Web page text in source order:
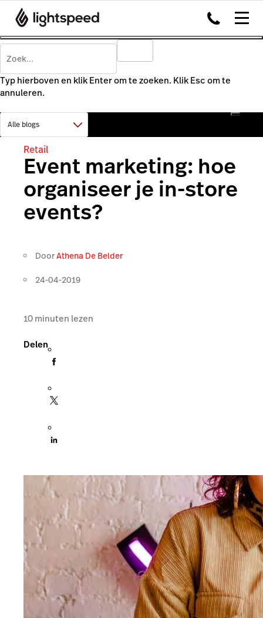
Typ hierboven en klik Enter om te zoeken. Klik Esc om te
annuleren.
Retail
Event marketing: hoe
organiseer je in-store
events?
DoorAthena De Belder
24-04-2019
10minuten lezen
Delen